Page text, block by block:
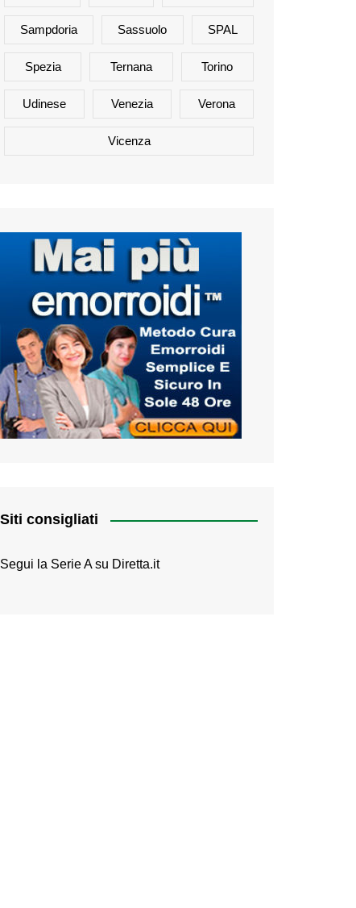
Sampdoria Sassuolo SPAL
Spezia Ternana Torino
Udinese Venezia Verona
Vicenza
Siti consigliati
Segui la Serie A su Diretta.it